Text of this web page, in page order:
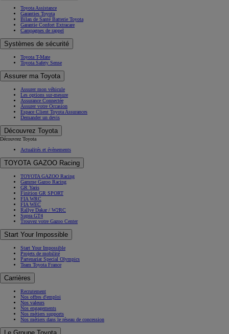
Toyota Assistance
Garanties Toyota
Bilan de Santé Batterie Toyota
Garantie Confort Extracare
Campagnes de rappel
Systèmes de sécurité
Toyota T-Mate
Toyota Safety Sense
Assurer ma Toyota
Assurer mon véhicule
Les options sur-mesure
Assurance Connectée
Assurer votre Occasion
Espace Client Toyota Assurances
Demander un devis
Découvrez Toyota
Découvrez Toyota
Actualités et évènements
TOYOTA GAZOO Racing
TOYOTA GAZOO Racing
Gamme Gazoo Racing
GR Yaris
Finition GR SPORT
FIA WRC
FIA WEC
Rallye Dakar / W2RC
Supra GT4
Trouvez votre Gazoo Center
Start Your Impossible
Start Your Impossible
Projets de mobilité
Partenariat Special Olympics
Team Toyota France
Carrières
Recrutement
Nos offres d'emploi
Nos valeurs
Nos engagements
Nos métiers supports
Nos métiers dans le réseau de concession
Le Groupe Toyota